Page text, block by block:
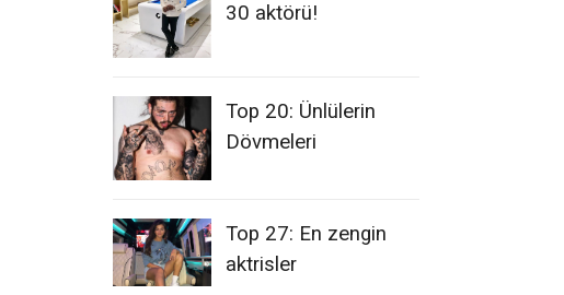
30 aktörü!
Top 20: Ünlülerin
Dövmeleri
Top 27: En zengin
aktrisler